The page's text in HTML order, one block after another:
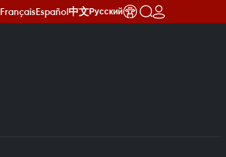
FrançaisEspañol中文Русский